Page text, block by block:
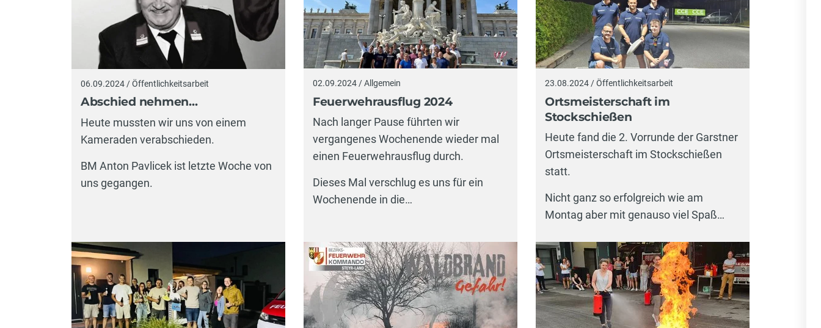
06.09.2024 / Öffentlichkeitsarbeit
Abschied nehmen...
Heute mussten wir uns von einem
Kameraden verabschieden.
BM Anton Pavlicek ist letzte Woche von
uns gegangen.
02.09.2024 / Allgemein
Feuerwehrausflug 2024
Nach langer Pause führten wir
vergangenes Wochenende wieder mal
einen Feuerwehrausflug durch.
Dieses Mal verschlug es uns für ein
Wochenende in die…
23.08.2024 / Öffentlichkeitsarbeit
Ortsmeisterschaft im
Stockschießen
Heute fand die 2. Vorrunde der Garstner
Ortsmeisterschaft im Stockschießen
statt.
Nicht ganz so erfolgreich wie am
Montag aber mit genauso viel Spaß…